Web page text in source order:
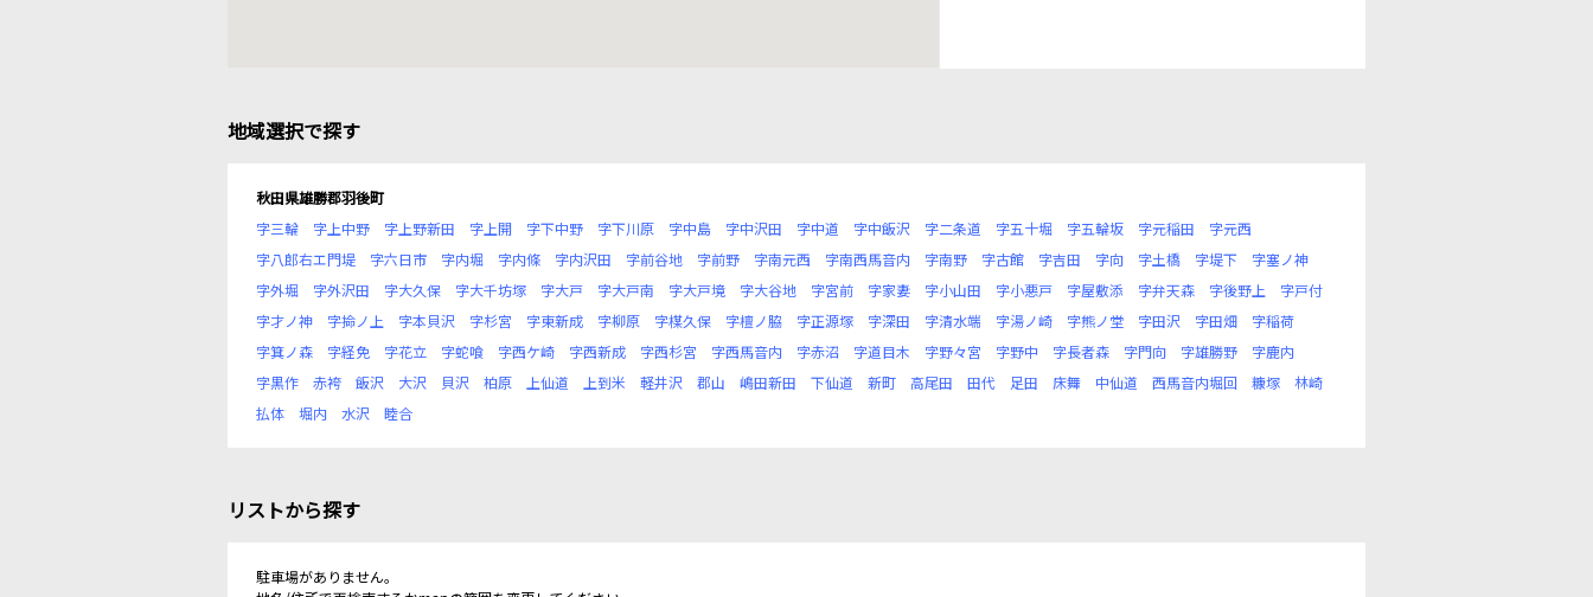
地域選択で探す
秋田県雄勝郡羽後町
字三輪
字上中野 字上野新田 字上開 字下中野 字下川原 字中島 字中沢田 字中道 字中飯沢 字二条道 字五十堀 字五輪坂 字元稲田
字元西
字八郎右エ門堤
字六日市 字内堀 字内條 字内沢田 字前谷地 字前野 字南元西 字南西馬音内 字南野 字古館 字吉田 字向 字土橋 字堤下
字塞ノ神
字外堀
字外沢田 字大久保 字大千坊塚 字大戸 字大戸南 字大戸境 字大谷地 字宮前 字家妻 字小山田 字小悪戸 字屋敷添 字弁天森 字後野上
字戸付
字才ノ神
字掵ノ上 字本貝沢 字杉宮 字東新成 字柳原 字楳久保 字檀ノ脇 字正源塚 字深田 字清水端 字湯ノ崎 字熊ノ堂 字田沢 字田畑
字稲荷
字箕ノ森
字経免 字花立 字蛇喰 字西ケ崎 字西新成 字西杉宮 字西馬音内 字赤沼 字道目木 字野々宮 字野中 字長者森 字門向 字雄勝野
字鹿内
字黒作
赤袴 飯沢 大沢 貝沢 柏原 上仙道 上到米 軽井沢 郡山 嶋田新田 下仙道 新町 高尾田 田代 足田 床舞 中仙道 西馬音内堀回 糠塚
林崎
払体
堀内 水沢 睦合
リストから探す
駐車場がありません。